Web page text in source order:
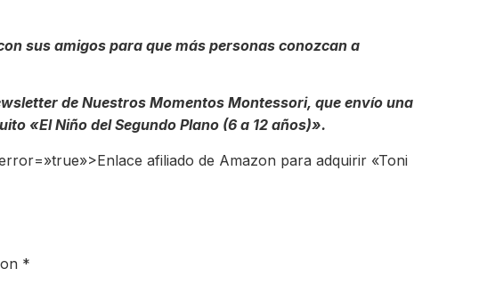
sus amigos para que más personas conozcan a
de Nuestros Momentos Montessori, que envío una
«El Niño del Segundo Plano (6 a 12 años)».
afiliado de Amazon para adquirir «Toni
*